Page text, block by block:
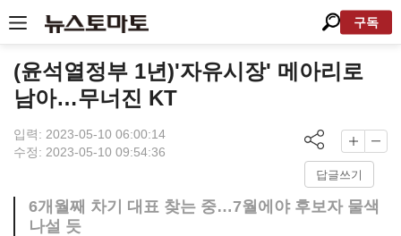
구독
(윤석열정부 1년)'자유시장' 메아리로
남아…무너진 KT
입력: 2023-05-10 06:00:14
수정: 2023-05-10 09:54:36
답글쓰기
6개월째 차기 대표 찾는 중…7월에야 후보자 물색
나설 듯